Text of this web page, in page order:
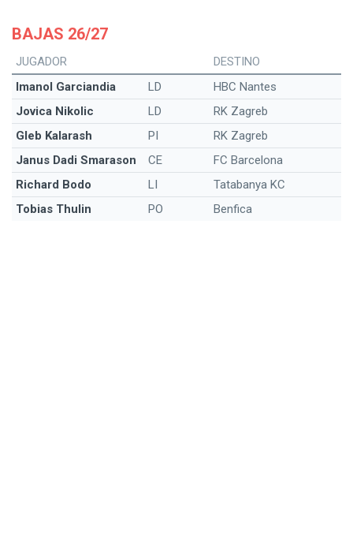
BAJAS 26/27
JUGADOR
DESTINO
Imanol Garciandia
LD
HBC Nantes
Jovica Nikolic
LD
RK Zagreb
Gleb Kalarash
PI
RK Zagreb
Janus Dadi Smarason
CE
FC Barcelona
Richard Bodo
LI
Tatabanya KC
Tobias Thulin
PO Benfica